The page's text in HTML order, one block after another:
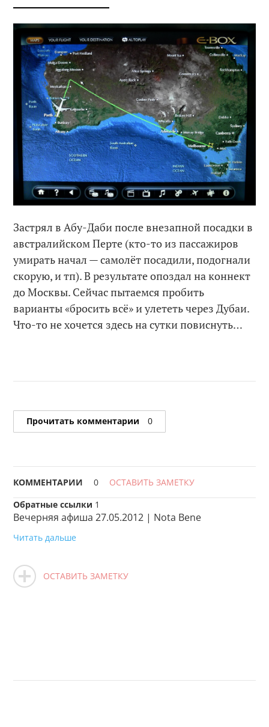
Застрял в Абу-Даби после внезапной посадки в
австралийском Перте (кто-то из пассажиров
умирать начал — самолёт посадили, подогнали
скорую, и тп). В результате опоздал на коннект
до Москвы. Сейчас пытаемся пробить
варианты «бросить всё» и улететь через Дубаи.
Что-то не хочется здесь на сутки повиснуть…
Прочитать комментарии 0
КОММЕНТАРИИ 0
ОСТАВИТЬ ЗАМЕТКУ
Обратные ссылки 1
Вечерняя афиша 27.05.2012 | Nota Bene
Читать дальше
ОСТАВИТЬ ЗАМЕТКУ